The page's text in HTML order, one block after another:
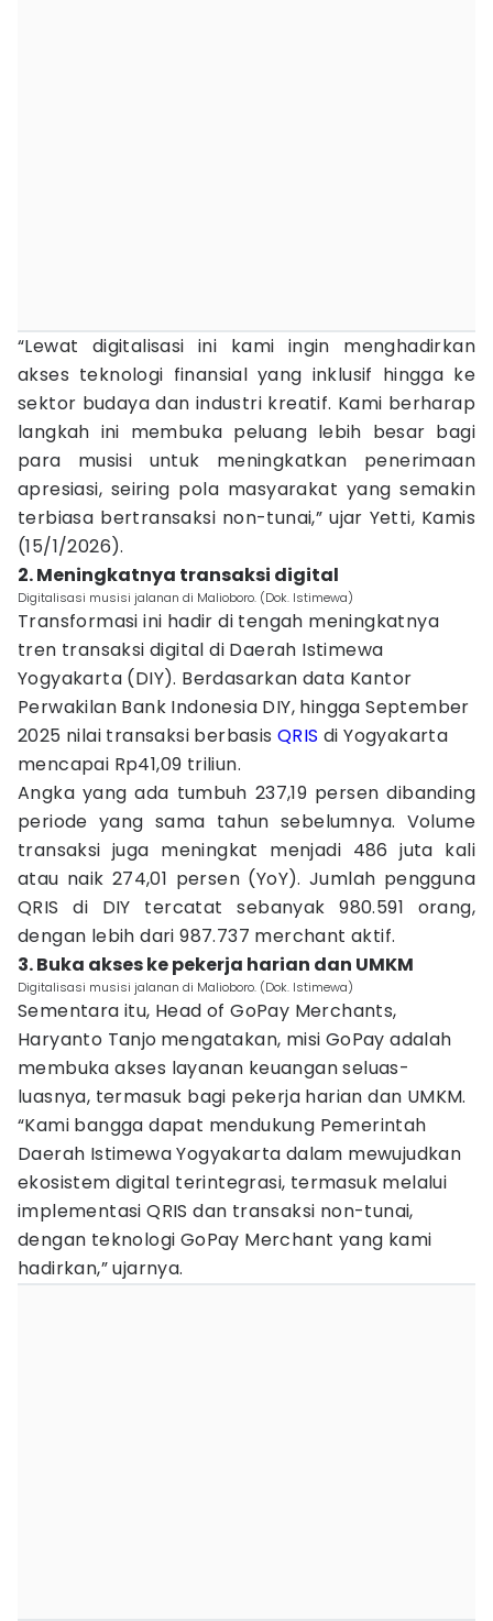
“Lewat digitalisasi ini kami ingin menghadirkan
akses teknologi finansial yang inklusif hingga ke
sektor budaya dan industri kreatif. Kami berharap
langkah ini membuka peluang lebih besar bagi
para musisi untuk meningkatkan penerimaan
apresiasi, seiring pola masyarakat yang semakin
terbiasa bertransaksi non-tunai,” ujar Yetti, Kamis
(15/1/2026).
2. Meningkatnya transaksi digital
Digitalisasi musisi jalanan di Malioboro. (Dok. Istimewa)
Transformasi ini hadir di tengah meningkatnya
tren transaksi digital di Daerah Istimewa
Yogyakarta (DIY). Berdasarkan data Kantor
Perwakilan Bank Indonesia DIY, hingga September
2025 nilai transaksi berbasis QRIS di Yogyakarta
mencapai Rp41,09 triliun.
Angka yang ada tumbuh 237,19 persen dibanding
periode yang sama tahun sebelumnya. Volume
transaksi juga meningkat menjadi 486 juta kali
atau naik 274,01 persen (YoY). Jumlah pengguna
QRIS di DIY tercatat sebanyak 980.591 orang,
dengan lebih dari 987.737 merchant aktif.
3. Buka akses ke pekerja harian dan UMKM
Digitalisasi musisi jalanan di Malioboro. (Dok. Istimewa)
Sementara itu, Head of GoPay Merchants,
Haryanto Tanjo mengatakan, misi GoPay adalah
membuka akses layanan keuangan seluas-
luasnya, termasuk bagi pekerja harian dan UMKM.
“Kami bangga dapat mendukung Pemerintah
Daerah Istimewa Yogyakarta dalam mewujudkan
ekosistem digital terintegrasi, termasuk melalui
implementasi QRIS dan transaksi non-tunai,
dengan teknologi GoPay Merchant yang kami
hadirkan,” ujarnya.